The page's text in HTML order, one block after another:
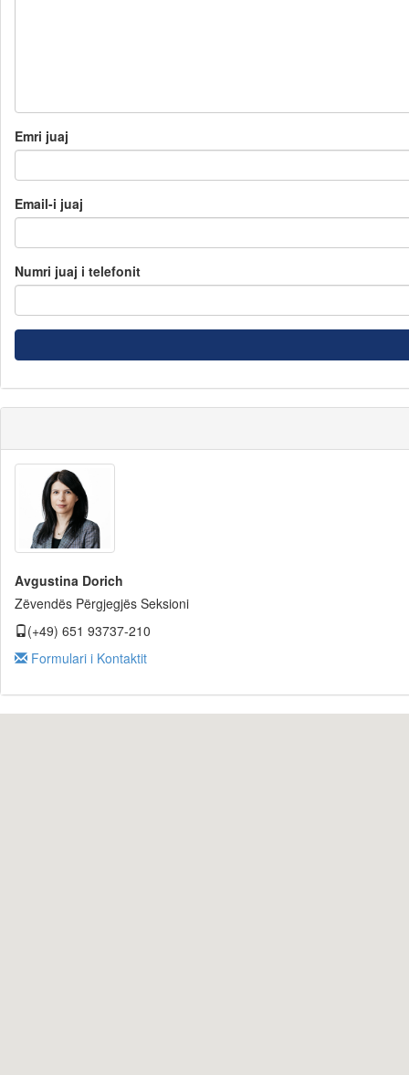
Emri juaj
Email-i juaj
Numri juaj i telefonit
Avgustina Dorich
Zëvendës Përgjegjës Seksioni
(+49) 651 93737-210
Formulari i Kontaktit